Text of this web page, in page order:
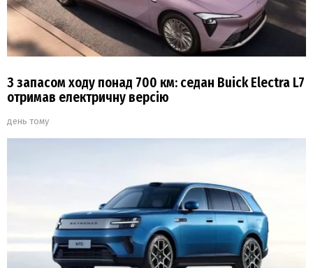
З запасом ходу понад 700 км: седан Buick Electra L7
отримав електричну версію
день тому